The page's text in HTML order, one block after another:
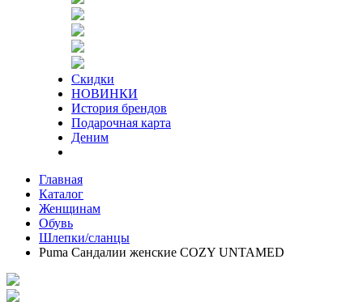
Скидки
НОВИНКИ
История брендов
Подарочная карта
Деним
Главная
Каталог
Женщинам
Обувь
Шлепки/сланцы
Puma Сандалии женские COZY UNTAMED